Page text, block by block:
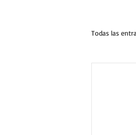
Todas las